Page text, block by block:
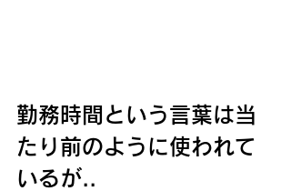
勤務時間という言葉は当
たり前のように使われて
いるが..